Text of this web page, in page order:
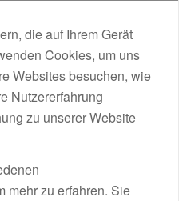
die auf Ihrem Gerät
Cookies, um uns
Websites besuchen, wie
Nutzererfahrung
zu unserer Website
mehr zu erfahren. Sie